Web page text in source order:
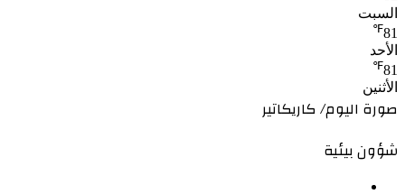
السبت
81
℉
الأحد
81
℉
الأثنين
صورة اليوم/ كاريكاتير
شؤون بيئية